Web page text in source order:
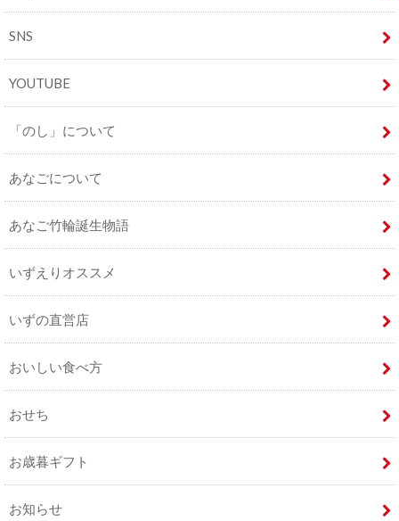
SNS
YOUTUBE
「のし」について
あなごについて
あなご竹輪誕生物語
いずえりオススメ
いずの直営店
おいしい食べ方
おせち
お歳暮ギフト
お知らせ